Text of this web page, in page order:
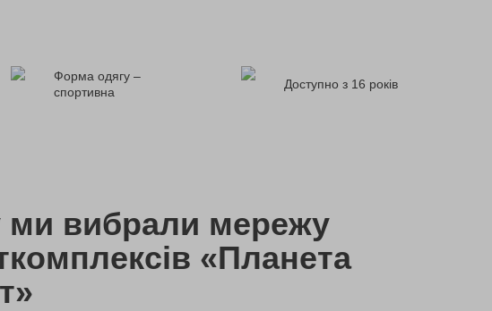
Форма одягу –
спортивна
Доступно з 16 років
ми вибрали мережу
«Планета